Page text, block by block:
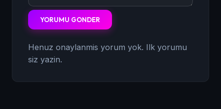
YORUMU GONDER
Henuz onaylanmis yorum yok. Ilk yorumu
siz yazin.